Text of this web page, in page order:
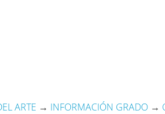
ARTE → INFORMACIÓN GRADO →